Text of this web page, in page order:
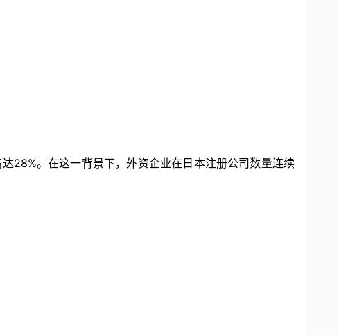
28%。在这一背景下，外资企业在日本注册公司数量连续